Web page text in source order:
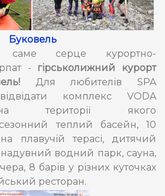
Буковель
серце курортно-
- гірськолижний курорт
Для любителів SPA
комплекс VODA
території якого
теплий басейн, 10
плавучій терасі, дитячий
надувний водний парк, сауна,
8 барів у різних куточках
ресторан.